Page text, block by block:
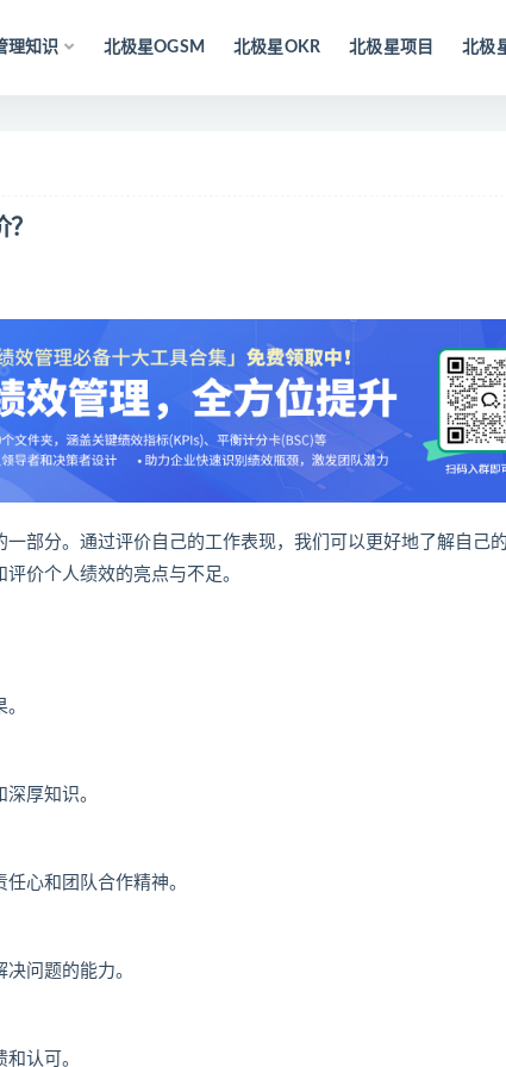
理知识 北极星OGSM 北极星OKR 北极星项目 北极
部分。通过评价自己的工作表现，我们可以更好地了解自己
价个人绩效的亮点与不足。
厚知识。
心和团队合作精神。
问题的能力。
认可。